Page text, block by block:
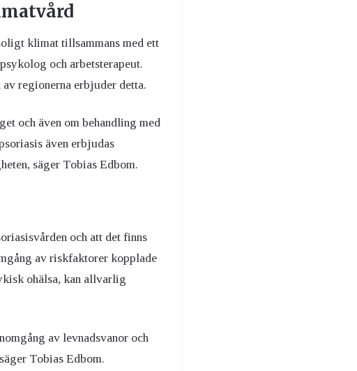
klimat tillsammans med ett
och arbetsterapeut.
regionerna erbjuder detta.
och även om behandling med
även erbjudas
säger Tobias Edbom.
och att det finns
av riskfaktorer kopplade
ohälsa, kan allvarlig
av levnadsvanor och
Tobias Edbom.